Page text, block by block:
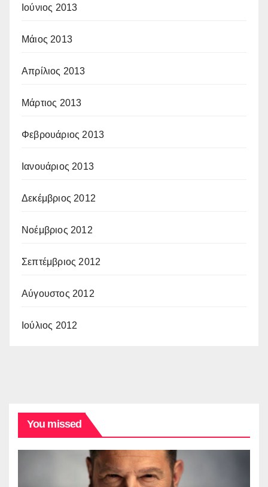
Ιούνιος 2013
Μάιος 2013
Απρίλιος 2013
Μάρτιος 2013
Φεβρουάριος 2013
Ιανουάριος 2013
Δεκέμβριος 2012
Νοέμβριος 2012
Σεπτέμβριος 2012
Αύγουστος 2012
Ιούλιος 2012
You missed